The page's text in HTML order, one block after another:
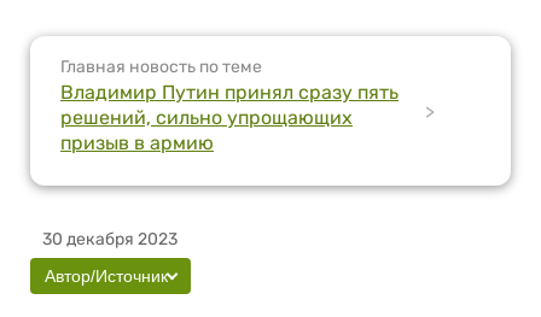
Главная новость по теме
Владимир Путин принял сразу пять
решений, сильно упрощающих
призыв в армию
>
30 декабря 2023
Автор/Источник